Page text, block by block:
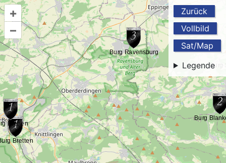
Zurück
Vollbild
Sat/Map
Legende
+
–